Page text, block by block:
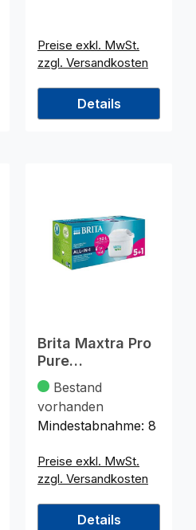
Preise exkl. MwSt.
zzgl. Versandkosten
Details
Brita Maxtra Pro
Pure
Performance 5+1
Bestand
vorhanden
Mindestabnahme: 8
Preise exkl. MwSt.
zzgl. Versandkosten
Details